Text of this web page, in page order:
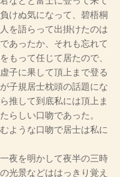
けぬ気になって、碧梧桐
を語らって出掛けたのは
あったか、それも忘れて
もって任じて居たので、
子に果して頂上まで登る
子規居士枕頭の話題にな
推して到底私には頂上ま
らしい口吻であった。
ような口吻で居士は私に
夜を明かして夜半の三時
光景などははっきり覚え